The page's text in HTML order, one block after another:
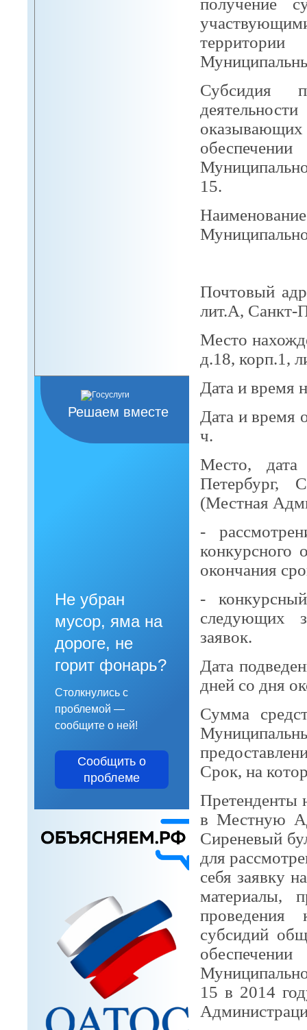
Решаем вместе
Не убран
мусор, яма на
дороге, не
горит фонарь?
Столкнулись с
проблемой —
сообщите о ней!
Сообщить о
проблеме
получение
Субсидия
15.
Почтовый
лит.А, Санкт-
Место
д.18, корп.1,
Дата и время
Дата и время
ч.
Место, дата
Петербург,
(Местная
-
конкурсного
окончания
-
следующих
заявок.
Дата
дней со дня
Сумма
Срок, на
Претенденты
в Местную
Сиреневый
для
себя заявку
материалы,
проведения
субсидий
15 в 2014